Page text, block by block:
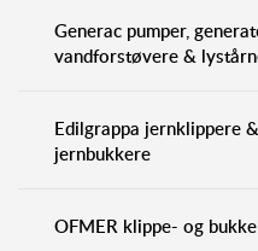
Generac pumper,
vandforstøvere &
Edilgrappa jernklippere &
jernbukkere
OFMER klippe- og